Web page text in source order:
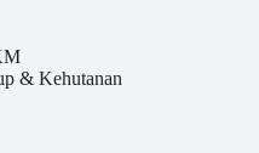
& Kehutanan